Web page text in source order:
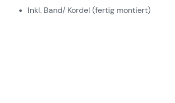
Inkl. Band/ Kordel (fertig montiert)